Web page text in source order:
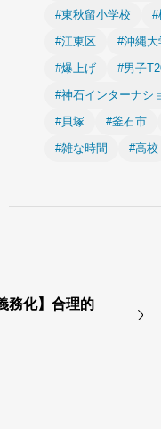
#東秋留小学校
#
#江東区
#沖縄大
#爆上げ
#男子
#神石インターナシ
#貝塚
#釜石市
#雑な時間
#高校
務化】合理的